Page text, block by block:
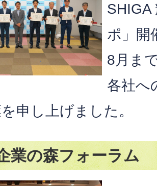
SHIGA
ポ」開
8月ま
各社へ
申し上げました。
業の森フォーラム